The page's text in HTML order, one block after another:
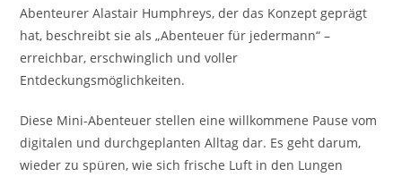
Abenteurer Alastair Humphreys, der das Konzept geprägt
hat, beschreibt sie als „Abenteuer für jedermann“ –
erreichbar, erschwinglich und voller
Entdeckungsmöglichkeiten.
Diese Mini-Abenteuer stellen eine willkommene Pause vom
digitalen und durchgeplanten Alltag dar. Es geht darum,
wieder zu spüren, wie sich frische Luft in den Lungen